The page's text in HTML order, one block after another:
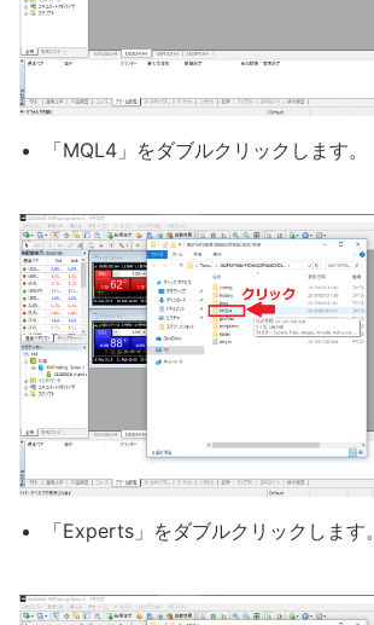
「MQL4」をダブルクリックします。
「Experts」をダブルクリックします。